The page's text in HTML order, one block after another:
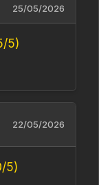
25/05/2026
5)
22/05/2026
5)